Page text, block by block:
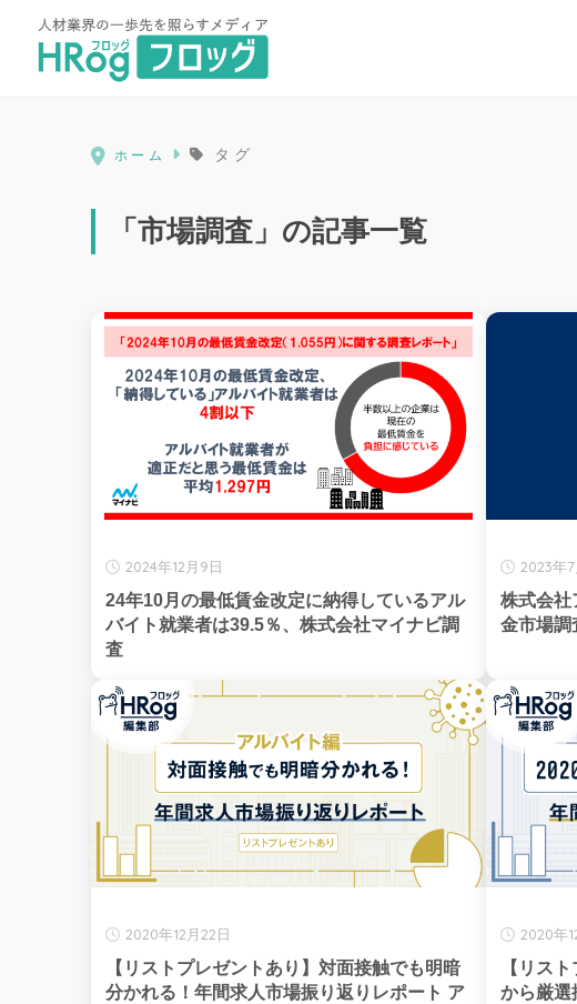
HRog | 人材業界の一歩先を照らすメディ
ホーム タグ
「市場調査」の記事一覧
2024年12月9日
24年10月の最低賃金改定に納得しているアル
バイト就業者は39.5％、株式会社マイナビ調
査
2023年7
株式会社
金市場調
2020年12月22日
【リストプレゼントあり】対面接触でも明暗
分かれる！年間求人市場振り返りレポート ア
2020年
【リス
から厳選